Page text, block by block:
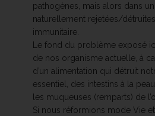
pathogènes, mais alors dans
naturellement rejetées/
immunitaire.
Le fond du problème exposé
de nos organisme actuelle, à
d’un alimentation qui détruit
essentiel, des intestins à la
les muqueuses (remparts) de
Si nous réformions mode Vie